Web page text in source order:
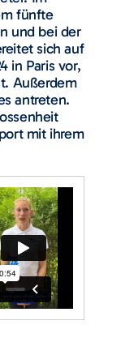
fünfte
und bei der
sich auf
in Paris vor,
Außerdem
antreten.
mit ihrem